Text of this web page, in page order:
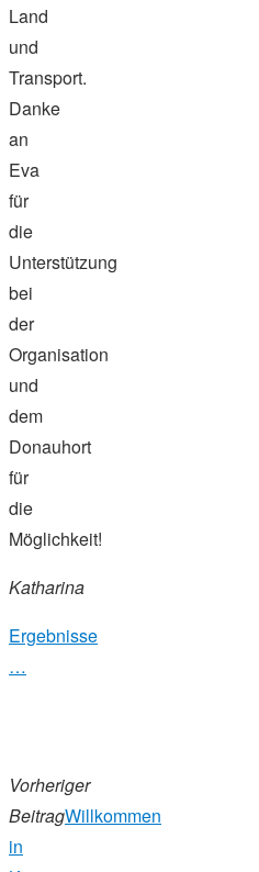
Land
und
Transport.
Danke
an
Eva
für
die
Unterstützung
bei
der
Organisation
und
dem
Donauhort
für
die
Möglichkeit!
Katharina
Ergebnisse
…
Vorheriger
BeitragWillkommen
in